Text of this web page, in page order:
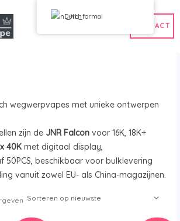
CONTACT
wegwerpvapes met unieke ontwerpen
zijn de JNR Falcon voor 16K, 18K+
40K met digitaal display,
50PCS, beschikbaar voor bulklevering
vanuit zowel EU- als China-magazijnen.
Gesorteerd
Groothandel Vapes
Dutch